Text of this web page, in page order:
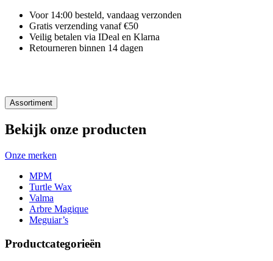
Voor 14:00 besteld, vandaag verzonden
Gratis verzending vanaf €50
Veilig betalen via IDeal en Klarna
Retourneren binnen 14 dagen
Assortiment
Bekijk onze producten
Onze merken
MPM
Turtle Wax
Valma
Arbre Magique
Meguiar’s
Productcategorieën